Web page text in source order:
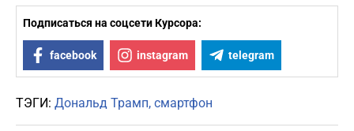
Подписаться на соцсети Курсора:
facebook instagram telegram
ТЭГИ: Дональд Трамп смартфон